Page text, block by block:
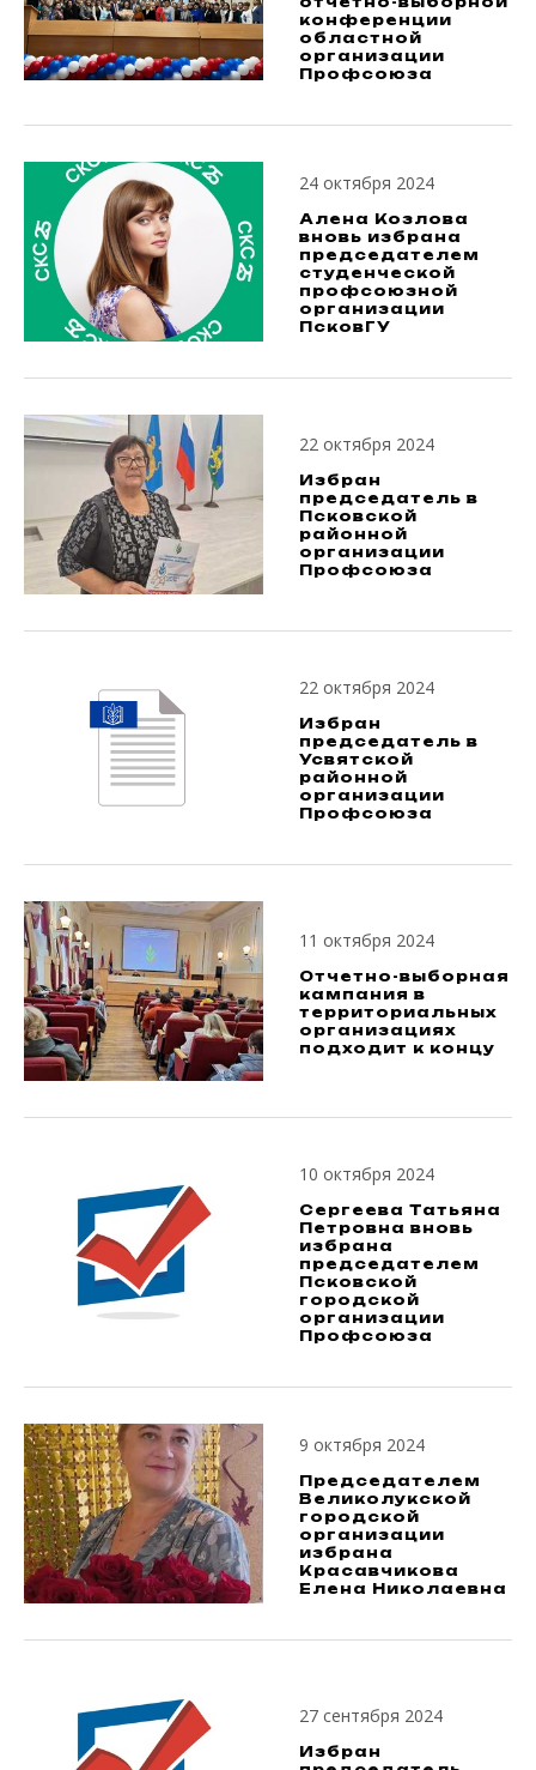
конференции
областной
организации
Профсоюза
24 октября 2024
Алена Козлова
вновь избрана
председателем
студенческой
профсоюзной
организации
ПсковГУ
22 октября 2024
Избран
председатель в
Псковской
районной
организации
Профсоюза
22 октября 2024
Избран
председатель в
Усвятской
районной
организации
Профсоюза
11 октября 2024
Отчетно-выборная
кампания в
территориальных
организациях
подходит к концу
10 октября 2024
Сергеева Татьяна
Петровна вновь
избрана
председателем
Псковской
городской
организации
Профсоюза
9 октября 2024
Председателем
Великолукской
городской
организации
избрана
Красавчикова
Елена Николаевна
27 сентября 2024
Избран